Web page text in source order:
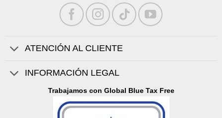
ATENCIÓN AL CLIENTE
INFORMACIÓN LEGAL
Trabajamos con Global Blue Tax Free